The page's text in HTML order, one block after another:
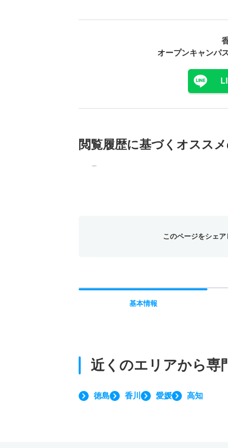
オープンキャンパ
閲覧履歴に基づく オスス
このページをシェア
基本情報
近くのエリアから専
徳島 香川 愛媛 高知